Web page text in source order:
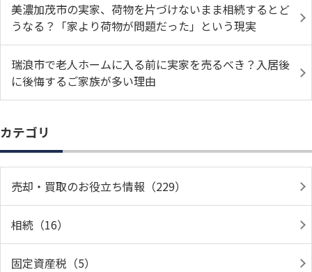
美濃加茂市の実家、荷物を片づけないまま相続するとど
うなる？「家より荷物が問題だった」という現実
瑞浪市で老人ホームに入る前に実家を売るべき？入居後
に後悔するご家族が多い理由
カテゴリ
売却・買取のお役立ち情報（229）
相続（16）
固定資産税（5）